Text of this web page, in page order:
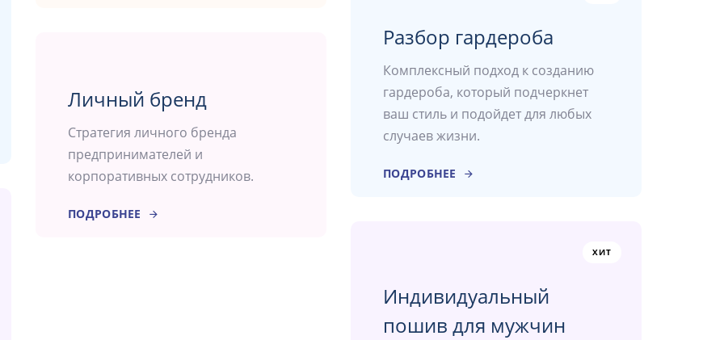
Личный бренд
Стратегия личного бренда
предпринимателей и
корпоративных сотрудников.
ПОДРОБНЕЕ
Разбор гардероба
Комплексный подход к созданию
гардероба, который подчеркнет
ваш стиль и подойдет для любых
случаев жизни.
ПОДРОБНЕЕ
ХИТ
Индивидуальный
пошив для мужчин